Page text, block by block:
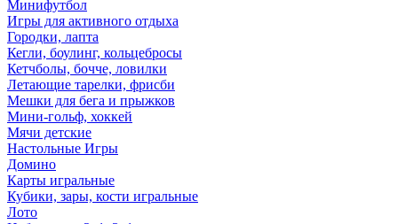
Минифутбол
Игры для активного отдыха
Городки, лапта
Кегли, боулинг, кольцебросы
Кетчболы, бочче, ловилки
Летающие тарелки, фрисби
Мешки для бега и прыжков
Мини-гольф, хоккей
Мячи детские
Настольные Игры
Домино
Карты игральные
Кубики, зары, кости игральные
Лото